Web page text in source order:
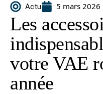
Actu 5 mars 2026
Les
votre VAE
année